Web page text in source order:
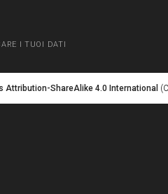
I TUOI DATI
Attribution-ShareAlike 4.0 International